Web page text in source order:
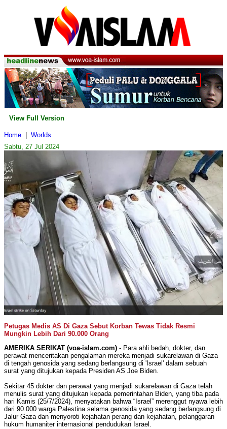
View Full Version
Home
Worlds
Sabtu, 27 Jul 2024
Petugas Medis AS Di Gaza Sebut Korban Tewas Tidak Resmi
Mungkin Lebih Dari 90.000 Orang
AMERIKA SERIKAT (voa-islam.com) - Para ahli bedah, dokter, dan
perawat menceritakan pengalaman mereka menjadi sukarelawan di Gaza
di tengah genosida yang sedang berlangsung di 'Israel' dalam sebuah
surat yang ditujukan kepada Presiden AS Joe Biden.
Sekitar 45 dokter dan perawat yang menjadi sukarelawan di Gaza telah
menulis surat yang ditujukan kepada pemerintahan Biden, yang tiba pada
hari Kamis (25/7/2024), menyatakan bahwa “Israel” merenggut nyawa lebih
dari 90.000 warga Palestina selama genosida yang sedang berlangsung di
Jalur Gaza dan menyoroti kejahatan perang dan kejahatan, pelanggaran
hukum humaniter internasional pendudukan Israel.